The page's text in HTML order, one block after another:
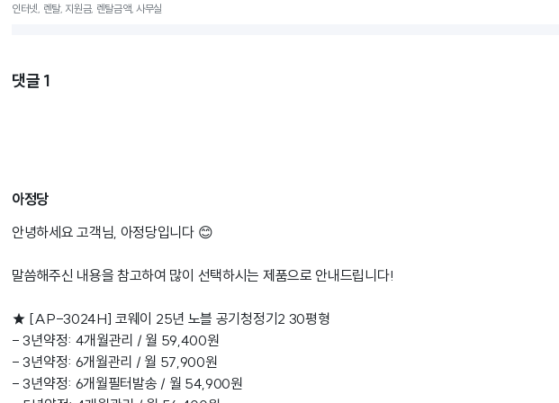
인터넷, 렌탈, 지원금, 렌탈금액, 사무실
댓글 1
아정당
안녕하세요 고객님, 아정당입니다 😊
말씀해주신 내용을 참고하여 많이 선택하시는 제품으로 안내드립니다!
★ [AP-3024H] 코웨이 25년 노블 공기청정기2 30평형
- 3년약정: 4개월관리 / 월 59,400원
- 3년약정: 6개월관리 / 월 57,900원
- 3년약정: 6개월필터발송 / 월 54,900원